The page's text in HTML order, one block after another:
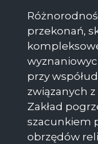
przekonań,
przy
związanych
Zakład
szacunkiem
obrzędów